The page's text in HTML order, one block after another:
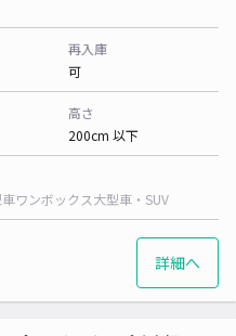
再入庫
可
高さ
200cm 以下
ワンボックス大型車・SUV
詳細へ